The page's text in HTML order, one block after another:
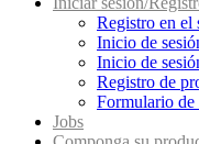
Registro en el
Inicio de
Inicio de
Registro de
Formulario
Jobs